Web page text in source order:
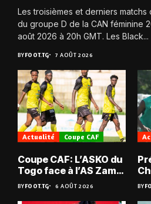
Les troisièmes et derniers
du groupe D de la CAN féminine
août 2026 à 20h GMT. Les Black...
BYFOOT.TG 7 AOÛT 2026
Actualité Coupe CAF
Coupe CAF: L’ASKO du
Togo face à l’AS Zam
du Niger
BYFOOT.TG 6 AOÛT 2026 BY